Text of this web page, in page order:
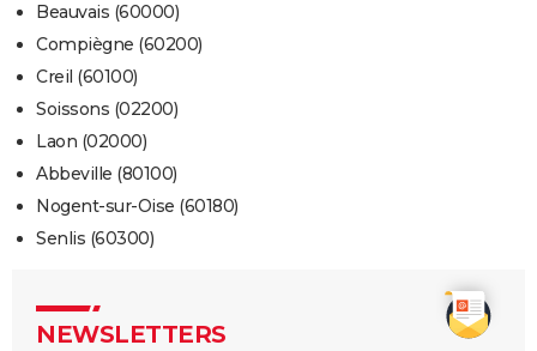
Beauvais (60000)
Compiègne (60200)
Creil (60100)
Soissons (02200)
Laon (02000)
Abbeville (80100)
Nogent-sur-Oise (60180)
Senlis (60300)
NEWSLETTERS